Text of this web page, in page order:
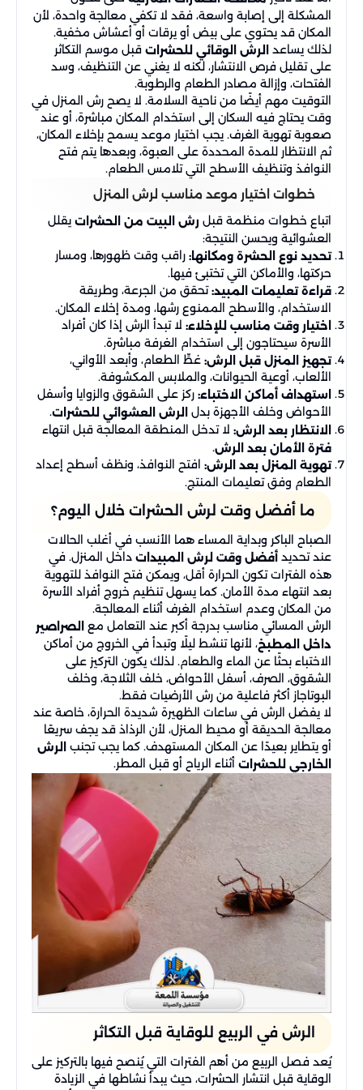
المشكلة إلى إصابة واسعة، فقد لا تكفي معالجة واحدة، لأن
المكان قد يحتوي على بيض أو يرقات أو أعشاش مخفية.
لذلك يساعد
الرش الوقائي للحشرات قبل موسم التكاثر
على تقليل فرص الانتشار، لكنه لا يغني عن التنظيف، وسد
الفتحات، وإزالة مصادر الطعام والرطوبة.
التوقيت مهم أيضًا من ناحية السلامة. لا يصح رش المنزل في
وقت يحتاج فيه السكان إلى استخدام المكان مباشرة، أو عند
صعوبة تهوية الغرف. يجب اختيار موعد يسمح بإخلاء المكان،
ثم الانتظار للمدة المحددة على العبوة، وبعدها يتم فتح
النوافذ وتنظيف الأسطح التي تلامس الطعام.
خطوات اختيار موعد مناسب لرش المنزل
اتباع خطوات منظمة قبل رش البيت من الحشرات يقلل
العشوائية ويحسن النتيجة:
تحديد نوع الحشرة ومكانها: راقب وقت ظهورها، ومسار
حركتها، والأماكن التي تختبئ فيها.
قراءة تعليمات المبيد:تحقق من الجرعة، وطريقة
الاستخدام، والأسطح الممنوع رشها، ومدة إخلاء المكان.
اختيار وقت مناسب للإخلاء: لا تبدأ الرش إذا كان أفراد
الأسرة سيحتاجون إلى استخدام الغرفة مباشرة.
تجهيز المنزل قبل الرش: غطِّ الطعام، وأبعد الأواني،
الألعاب، أوعية الحيوانات، والملابس المكشوفة.
استهداف أماكن الاختباء: ركز على الشقوق والزوايا وأسفل
الأحواض وخلف الأجهزة بدل
الرش العشوائي للحشرات.
الانتظار بعد الرش: لا تدخل المنطقة المعالجة قبل انتهاء
فترة الأمان بعد الرش.
تهوية المنزل بعد الرش: افتح النوافذ، ونظف أسطح إعداد
الطعام وفق تعليمات المنتج.
ما أفضل وقت لرش الحشرات خلال اليوم؟
الصباح الباكر وبداية المساء هما الأنسب في أغلب الحالات
عند تحديد أفضل وقت لرش المبيدات داخل المنزل. في
هذه الفترات تكون الحرارة أقل، ويمكن فتح النوافذ للتهوية
بعد انتهاء مدة الأمان. كما يسهل تنظيم خروج أفراد الأسرة
من المكان وعدم استخدام الغرف أثناء المعالجة.
الرش المسائي مناسب بدرجة أكبر عند التعامل مع
الصراصير
داخل المطبخ، لأنها تنشط ليلًا وتبدأ في الخروج من أماكن
الاختباء بحثًا عن الماء والطعام. لذلك يكون التركيز على
الشقوق، الصرف، أسفل الأحواض، خلف الثلاجة، وخلف
البوتاجاز أكثر فاعلية من رش الأرضيات فقط.
لا يفضل الرش في ساعات الظهيرة شديدة الحرارة، خاصة عند
معالجة الحديقة أو محيط المنزل، لأن الرذاذ قد يجف سريعًا
أو يتطاير بعيدًا عن المكان المستهدف. كما يجب تجنب
الرش
الخارجي للحشرات أثناء الرياح أو قبل المطر.
الرش في الربيع للوقاية قبل التكاثر
يُعد فصل الربيع من أهم الفترات التي يُنصح فيها بالتركيز على
الوقاية قبل انتشار الحشرات، حيث يبدأ نشاطها في الزيادة